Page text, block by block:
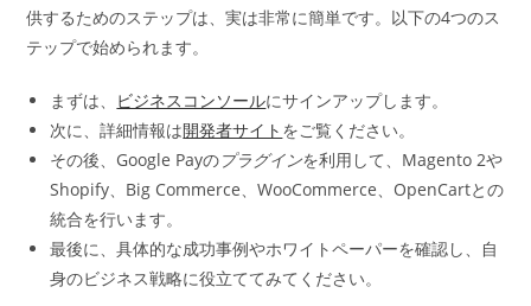
供するためのステップは、実は非常に簡単です。以下の4つのス
テップで始められます。
まずは、 ビジネスコンソールにサインアップします。
次に、詳細情報は開発者サイト をご覧ください。
その後、Google Payのプラグインを利用して、Magento 2や
Shopify、Big Commerce、WooCommerce、OpenCartとの
統合を行います。
最後に、具体的な成功事例やホワイトペーパーを確認し、自
身のビジネス戦略に役立ててみてください。